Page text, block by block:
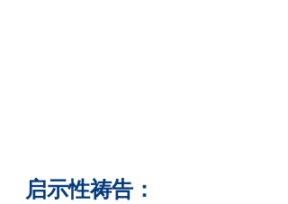
启示性祷告：